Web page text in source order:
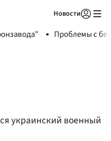
Новости
Проблемы с
украинский военный